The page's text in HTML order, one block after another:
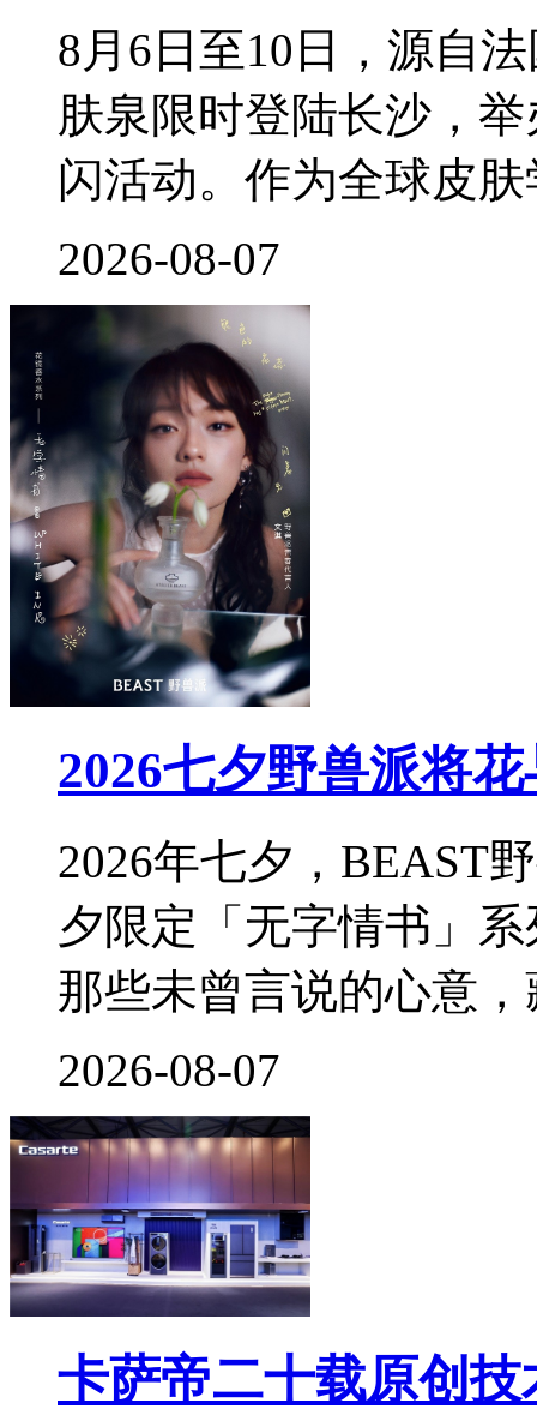
8月6日至10日，源自
肤泉限时登陆长沙，
闪活动。作为全球皮
2026-08-07
2026七夕野兽派将
2026年七夕，BEAST
夕限定「无字情书」
那些未曾言说的心意
2026-08-07
卡萨帝二十载原创